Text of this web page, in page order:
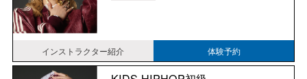
インストラクター紹介 体験予約